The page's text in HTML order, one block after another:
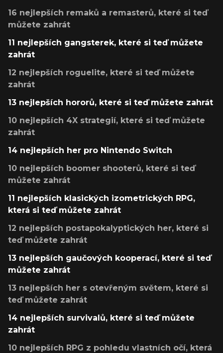
16 nejlepších remaků a remasterů, které si teď
můžete zahrát
11 nejlepších gangsterek, které si teď můžete
zahrát
12 nejlepších roguelite, které si teď můžete
zahrát
13 nejlepších hororů, které si teď můžete zahrát
10 nejlepších 4X strategií, které si teď můžete
zahrát
14 nejlepších her pro Nintendo Switch
10 nejlepších boomer shooterů, které si teď
můžete zahrát
11 nejlepších klasických izometrických RPG,
která si teď můžete zahrát
12 nejlepších postapokalyptických her, které si
teď můžete zahrát
13 nejlepších gaučových kooperací, které si teď
můžete zahrát
13 nejlepších her s otevřeným světem, které si
teď můžete zahrát
14 nejlepších survivalů, které si teď můžete
zahrát
10 nejlepších RPG z pohledu vlastních očí, která